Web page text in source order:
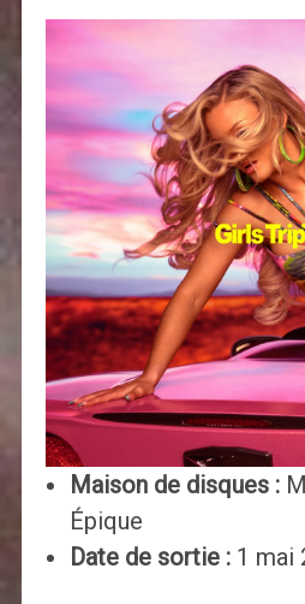
Maison de disques :
Épique
Date de sortie :1 mai